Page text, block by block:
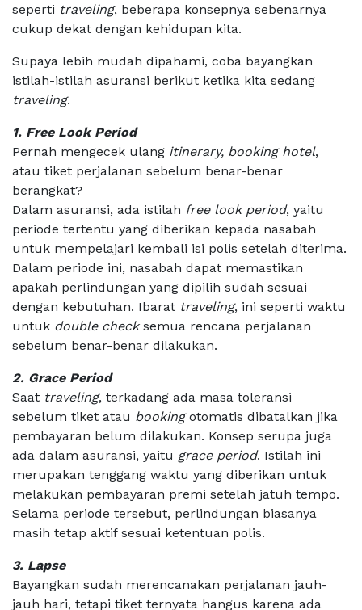
seperti traveling, beberapa konsepnya sebenarnya
cukup dekat dengan kehidupan kita.
Supaya lebih mudah dipahami, coba bayangkan
istilah-istilah asuransi berikut ketika kita sedang
traveling.
1. Free Look Period
Pernah mengecek ulang itinerary, booking hotel,
atau tiket perjalanan sebelum benar-benar
berangkat?
Dalam asuransi, ada istilah free look period, yaitu
periode tertentu yang diberikan kepada nasabah
untuk mempelajari kembali isi polis setelah diterima.
Dalam periode ini, nasabah dapat memastikan
apakah perlindungan yang dipilih sudah sesuai
dengan kebutuhan. Ibarat traveling, ini seperti waktu
untuk double checksemua rencana perjalanan
sebelum benar-benar dilakukan.
2. Grace Period
Saat traveling, terkadang ada masa toleransi
sebelum tiket atau bookingotomatis dibatalkan jika
pembayaran belum dilakukan. Konsep serupa juga
ada dalam asuransi, yaitu grace period. Istilah ini
merupakan tenggang waktu yang diberikan untuk
melakukan pembayaran premi setelah jatuh tempo.
Selama periode tersebut, perlindungan biasanya
masih tetap aktif sesuai ketentuan polis.
3. Lapse
Bayangkan sudah merencanakan perjalanan jauh-
jauh hari, tetapi tiket ternyata hangus karena ada